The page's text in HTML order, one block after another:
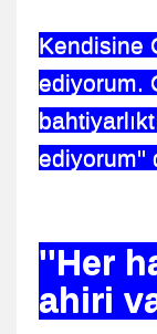
Kendisine
ediyorum.
ediyorum''
''Her
ahiri
Rahip-Video